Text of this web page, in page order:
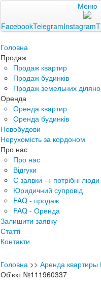
Меню
FacebookTelegramInstagram
Головна
Продаж
Продаж квартир
Продаж будинків
Продаж земельних
Оренда
Оренда квартир
Оренда будинків
Новобудови
Нерухомість за кордоном
Про нас
Про нас
Відгуки
Є заявки → потрібні люди
Юридичний супровід
FAQ - продаж
FAQ - Оренда
Залишити заявку
Статті
Контакти
Головна >> Аренда квартиры
Об'єкт №111960337